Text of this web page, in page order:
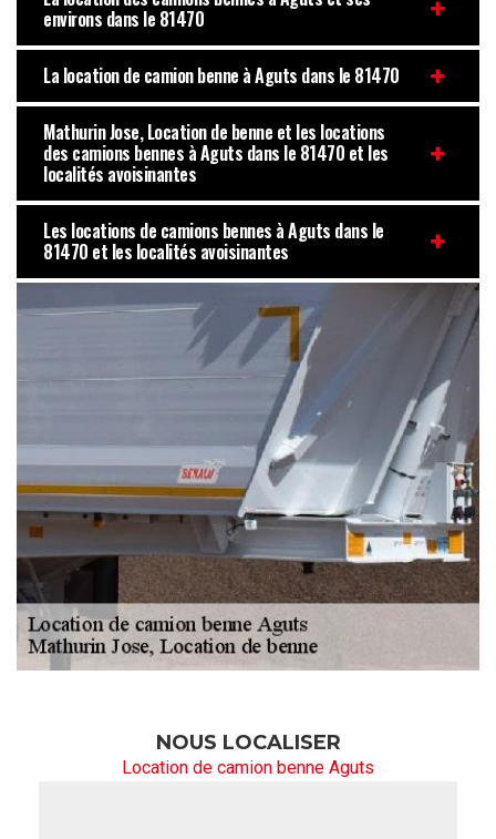
environs dans le 81470
La location de camion benne à Aguts dans le 81470
Mathurin Jose, Location de benne et les locations
des camions bennes à Aguts dans le 81470 et les
localités avoisinantes
Les locations de camions bennes à Aguts dans le
81470 et les localités avoisinantes
NOUS LOCALISER
Location de camion benne Aguts